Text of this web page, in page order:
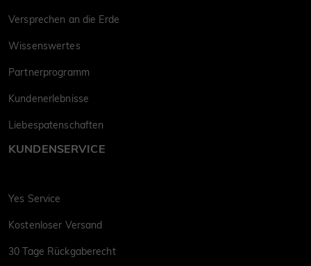
Versprechen an die Erde
Wissenswertes
Partnerprogramm
Kundenerlebnisse
Liebespatenschaften
KUNDENSERVICE
Yes Service
Kostenloser Versand
30 Tage Rückgaberecht